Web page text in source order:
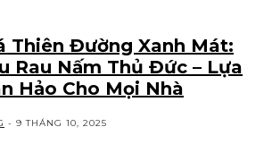
Thiên Đường Xanh Mát:
Rau Nấm Thủ Đức – Lựa
Hảo Cho Mọi Nhà
- 9 THÁNG 10, 2025